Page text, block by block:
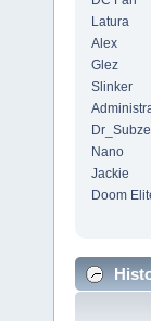
Latura
Alex
Glez
Slinker
Nano
Jackie
Doom